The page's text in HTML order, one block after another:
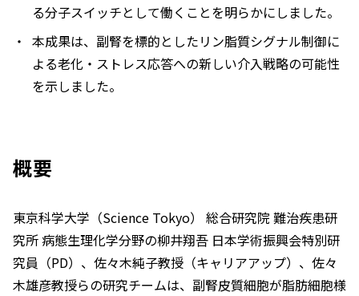
る分子スイッチとして働くことを明らかにしました。
本成果は、副腎を標的としたリン脂質シグナル制御に
よる老化・ストレス応答への新しい介入戦略の可能性
を示しました。
概要
東京科学大学（Science Tokyo） 総合研究院 難治疾患研
究所 病態生理化学分野の柳井翔吾 日本学術振興会特別研
究員（PD）、佐々木純子教授（キャリアアップ）、佐々
木雄彦教授らの研究チームは、副腎皮質細胞が脂肪細胞様